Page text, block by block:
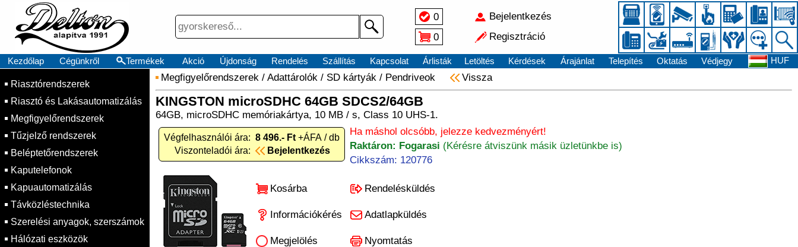
0
0
Bejelentkezés
Regisztráció
Kezdőlap Cégünkről Termékek Akció Újdonság Rendelés Szállítás Kapcsolat Árlisták Letöltés Kérdések Árajánlat Telepítés Oktatás Védjegy HUF
Riasztórendszerek
Riasztó és Lakásautomatizálás
Megfigyelőrendszerek
Tűzjelző rendszerek
Beléptetőrendszerek
Kaputelefonok
Kapuautomatizálás
Távközléstechnika
Szerelési anyagok, szerszámok
Hálózati eszközök
Megfigyelőrendszerek / Adattárolók / SD kártyák / Pendriveok Vissza
KINGSTON microSDHC 64GB SDCS2/64GB
64GB, microSDHC memóriakártya, 10 MB / s, Class 10 UHS-1.
Végfelhasználói ára: 8 496.- Ft +ÁFA / db
Viszonteladói ára:
Bejelentkezés
Ha máshol olcsóbb, jelezze kedvezményért!
Raktáron: Fogarasi (Kérésre átviszünk másik üzletünkbe is)
Cikkszám: 120776
Kosárba Rendelésküldés
Információkérés Adatlapküldés
Megjelölés Nyomtatás